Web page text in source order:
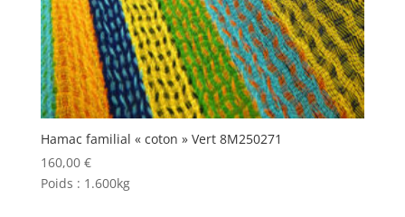
Hamac familial « coton » Vert 8M250271
160,00 €
Poids : 1.600kg